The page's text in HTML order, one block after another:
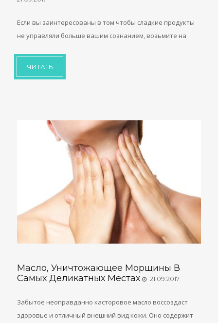
Если вы заинтересованы в том чтобы сладкие продукты
не управляли больше вашим сознанием, возьмите на
ЧИТАТЬ
Масло, Уничтожающее Морщины В
Самых Деликатных Местах
21.09.2017
Забытое неоправданно касторовое масло воссоздаст
здоровье и отличный внешний вид кожи. Оно содержит